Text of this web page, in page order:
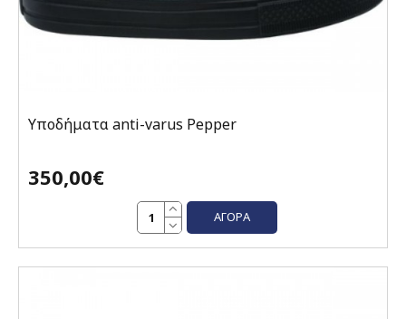
Υποδήματα anti-varus Pepper
350,00€
ΑΓΟΡΆ